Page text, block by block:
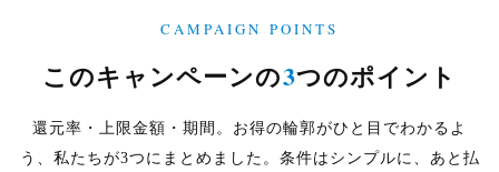
CAMPAIGN POINTS
このキャンペーンの3つのポイント
還元率・上限金額・期間。お得の輪郭がひと目でわかるよ
う、私たちが3つにまとめました。条件はシンプルに、あと払